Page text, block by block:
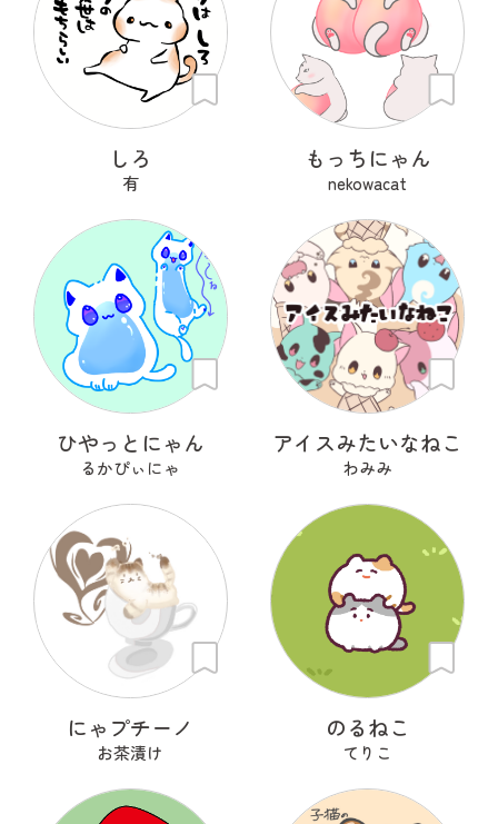
しろ
有
もっちにゃん
nekowacat
ひやっとにゃん
るかぴぃにゃ
アイスみたいなねこ
わみみ
にゃプチーノ
お茶漬け
のるねこ
てりこ